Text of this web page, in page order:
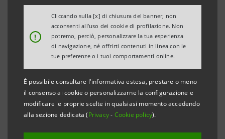
!
Cliccando sulla [x] di chiusura del banner, non
acconsenti all’uso dei cookie di profilazione. Non
potremo, perciò, personalizzare la tua esperienza
di navigazione, né offrirti contenuti in linea con le
tue preferenze o i tuoi comportamenti online.
È possibile consultare l'informativa estesa, prestare o meno
il consenso ai cookie o personalizzarne la configurazione e
modificare le proprie scelte in qualsiasi momento accedendo
alla sezione dedicata (Privacy- Cookie policy).
LASCIATO L’UCRAINA
180 fra dipendenti e loro famiglie saranno
ospitati in oltre 30 appartamenti di proprietà della
banca e altre strutture residenziali a Bergamo
·Già arrivato in città un primo gruppo di 60
persone
Bergamo, 28 marzo 2022– Intesa Sanpaolo accoglie a